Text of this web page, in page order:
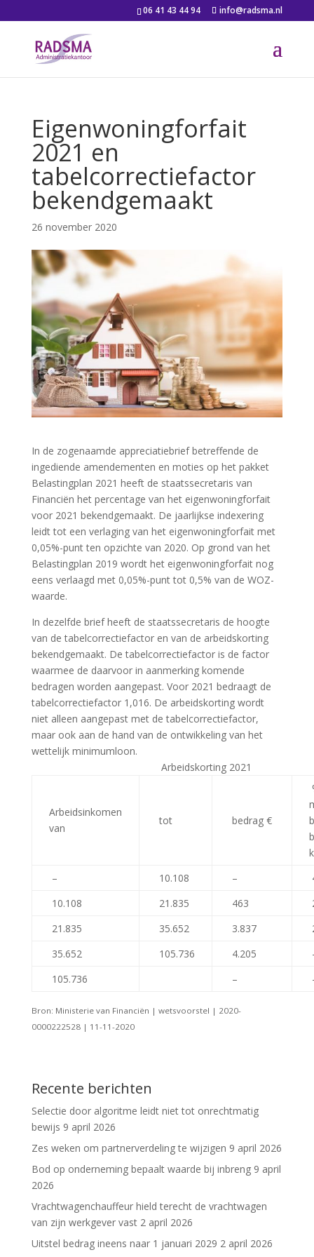
06 41 43 44 94 info@radsma.nl
Eigenwoningforfait
2021 en
tabelcorrectiefactor
bekendgemaakt
26 november 2020
In de zogenaamde appreciatiebrief betreffende de
ingediende amendementen en moties op het pakket
Belastingplan 2021 heeft de staatssecretaris van
Financiën het percentage van het eigenwoningforfait
voor 2021 bekendgemaakt. De jaarlijkse indexering
leidt tot een verlaging van het eigenwoningforfait met
0,05%-punt ten opzichte van 2020. Op grond van het
Belastingplan 2019 wordt het eigenwoningforfait nog
eens verlaagd met 0,05%-punt tot 0,5% van de WOZ-
waarde.
In dezelfde brief heeft de staatssecretaris de hoogte
van de tabelcorrectiefactor en van de arbeidskorting
bekendgemaakt. De tabelcorrectiefactor is de factor
waarmee de daarvoor in aanmerking komende
bedragen worden aangepast. Voor 2021 bedraagt de
tabelcorrectiefactor 1,016. De arbeidskorting wordt
niet alleen aangepast met de tabelcorrectiefactor,
maar ook aan de hand van de ontwikkeling van het
wettelijk minimumloon.
Arbeidskorting 2021
Arbeidsinkomen
van
tot bedrag €
–
10.108 –
10.108
21.835 463
21.835
35.652 3.837
35.652
105.736 4.205
105.736
–
Bron: Ministerie van Financiën | wetsvoorstel | 2020-
0000222528 | 11-11-2020
Recente berichten
Selectie door algoritme leidt niet tot onrechtmatig
bewijs 9 april 2026
Zes weken om partnerverdeling te wijzigen 9 april 2026
Bod op onderneming bepaalt waarde bij inbreng 9 april
2026
Vrachtwagenchauffeur hield terecht de vrachtwagen
van zijn werkgever vast 2 april 2026
Uitstel bedrag ineens naar 1 januari 2029 2 april 2026